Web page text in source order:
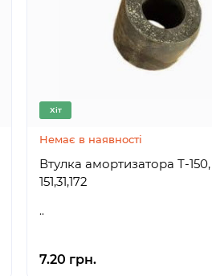
Хіт
Немає в наявності
Втулка амортизатора Т-
151,31,172
..
7.20 грн.